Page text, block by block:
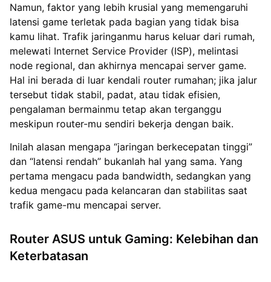
Namun, faktor yang lebih krusial yang memengaruhi
latensi game terletak pada bagian yang tidak bisa
kamu lihat. Trafik jaringanmu harus keluar dari rumah,
melewati Internet Service Provider (ISP), melintasi
node regional, dan akhirnya mencapai server game.
Hal ini berada di luar kendali router rumahan; jika jalur
tersebut tidak stabil, padat, atau tidak efisien,
pengalaman bermainmu tetap akan terganggu
meskipun router-mu sendiri bekerja dengan baik.
Inilah alasan mengapa “jaringan berkecepatan tinggi”
dan “latensi rendah” bukanlah hal yang sama. Yang
pertama mengacu pada bandwidth, sedangkan yang
kedua mengacu pada kelancaran dan stabilitas saat
trafik game-mu mencapai server.
Router ASUS untuk Gaming: Kelebihan dan
Keterbatasan